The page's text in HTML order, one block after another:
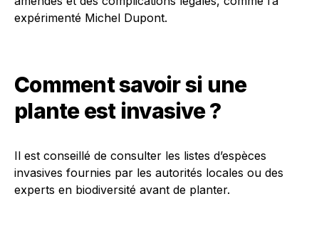
expérimenté Michel Dupont.
Comment savoir si une
plante est invasive ?
Il est conseillé de consulter les listes d’espèces
invasives fournies par les autorités locales ou des
experts en biodiversité avant de planter.